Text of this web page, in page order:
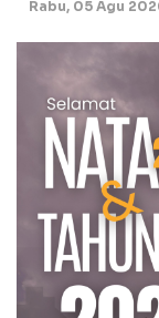
Rabu, 05 Agu